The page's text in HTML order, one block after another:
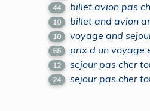
44 billet avion pas
10 billet and avion
10 voyage and
55 prix d un voyage
12 sejour pas cher
24 sejour pas cher